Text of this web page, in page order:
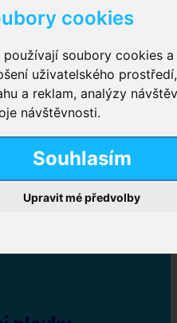
cookies
soubory cookies
uživatelského
a reklam, analýzy
návštěvnosti.
Souhlasím
Upravit mé předvolby
kalhotky
,Plenkové kalhotky
kalhotky dámské
vložky